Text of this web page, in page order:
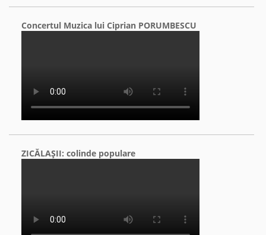
Concertul Muzica lui Ciprian PORUMBESCU
ZICĂLAŞII: colinde populare